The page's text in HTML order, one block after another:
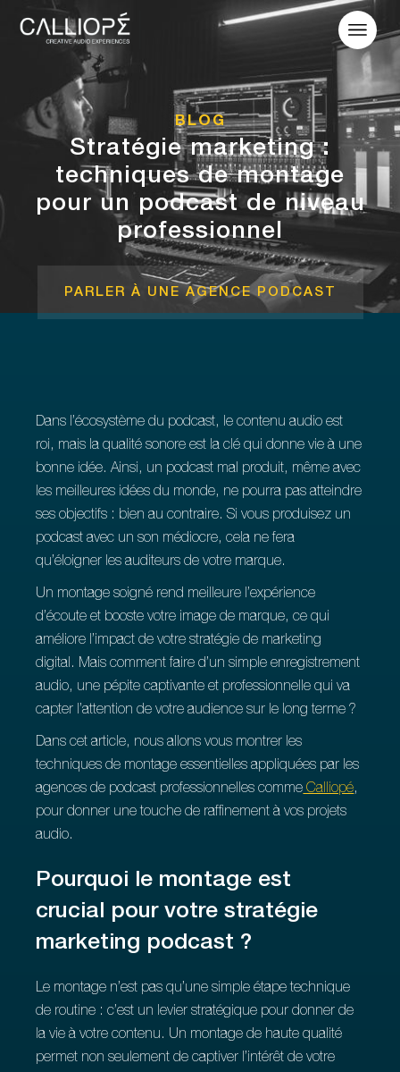
BLOG
Stratégie marketing :
techniques de montage
pour un podcast de niveau
professionnel
PARLER À UNE AGENCE PODCAST
Dans l’écosystème du podcast, le contenu audio est
roi, mais la qualité sonore est la clé qui donne vie à une
bonne idée. Ainsi, un podcast mal produit, même avec
les meilleures idées du monde, ne pourra pas atteindre
ses objectifs : bien au contraire. Si vous produisez un
podcast avec un son médiocre, cela ne fera
qu’éloigner les auditeurs de votre marque.
Un montage soigné rend meilleure l’expérience
d’écoute et booste votre image de marque, ce qui
améliore l’impact de votre stratégie de marketing
digital. Mais comment faire d’un simple enregistrement
audio, une pépite captivante et professionnelle qui va
capter l’attention de votre audience sur le long terme ?
Dans cet article, nous allons vous montrer les
techniques de montage essentielles appliquées par les
agences de podcast professionnelles comme Calliopé,
pour donner une touche de raffinement à vos projets
audio.
Pourquoi le montage est
crucial pour votre stratégie
marketing podcast ?
Le montage n’est pas qu’une simple étape technique
de routine : c’est un levier stratégique pour donner de
la vie à votre contenu. Un montage de haute qualité
permet non seulement de captiver l’intérêt de votre